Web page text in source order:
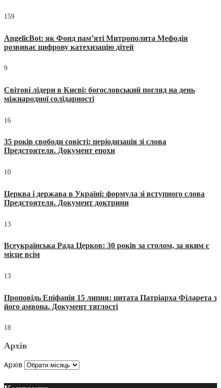
159
AngelicBot: як Фонд пам’яті Митрополита Мефодія
розвиває цифрову катехизацію дітей
9
Світові лідери в Києві: богословський погляд на день
міжнародної солідарності
16
35 років свободи совісті: періодизація зі слова
Предстоятеля. Документ епохи
10
Церква і держава в Україні: формула зі вступного слова
Предстоятеля. Документ доктрини
13
Всеукраїнська Рада Церков: 30 років за столом, за яким є
місце всім
13
Проповідь Епіфанія 15 липня: цитата Патріарха Філарета з
його амвона. Документ тяглості
18
Архів
Архів